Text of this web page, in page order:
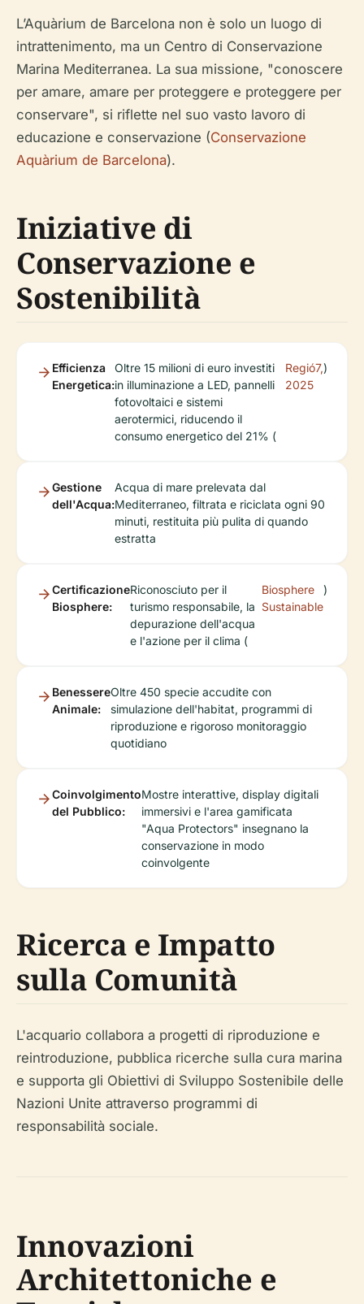
L’Aquàrium de Barcelona non è solo un luogo di
intrattenimento, ma un Centro di Conservazione
Marina Mediterranea. La sua missione, "conoscere
per amare, amare per proteggere e proteggere per
conservare", si riflette nel suo vasto lavoro di
educazione e conservazione (Conservazione
Aquàrium de Barcelona).
Iniziative di
Conservazione e
Sostenibilità
Efficienza
Energetica:
Oltre 15 milioni di euro investiti
in illuminazione a LED, pannelli
fotovoltaici e sistemi
aerotermici, riducendo il
consumo energetico del 21% (
Regió7,
2025
)
Gestione
dell'Acqua:
Acqua di mare prelevata dal
Mediterraneo, filtrata e riciclata ogni 90
minuti, restituita più pulita di quando
estratta
Certificazione
Biosphere:
Riconosciuto per il
turismo responsabile, la
depurazione dell'acqua
e l'azione per il clima (
Biosphere
Sustainable
)
Benessere
Animale:
Oltre 450 specie accudite con
simulazione dell'habitat, programmi di
riproduzione e rigoroso monitoraggio
quotidiano
Coinvolgimento
del Pubblico:
Mostre interattive, display digitali
immersivi e l'area gamificata
"Aqua Protectors" insegnano la
conservazione in modo
coinvolgente
Ricerca e Impatto
sulla Comunità
L'acquario collabora a progetti di riproduzione e
reintroduzione, pubblica ricerche sulla cura marina
e supporta gli Obiettivi di Sviluppo Sostenibile delle
Nazioni Unite attraverso programmi di
responsabilità sociale.
Innovazioni
Architettoniche e